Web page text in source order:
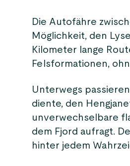
Die Autofähre
Möglichkeit, den
Kilometer lange
Felsformationen,
Unterwegs
diente, den
unverwechselbare
dem Fjord aufragt.
hinter jedem